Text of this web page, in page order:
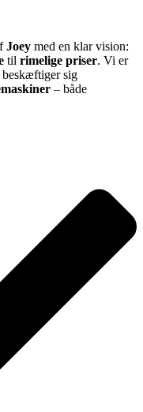
Joey med en klar vision:
til rimelige priser. Vi er
beskæftiger sig
– både